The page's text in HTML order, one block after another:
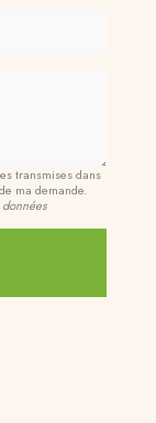
transmises dans
ma demande.